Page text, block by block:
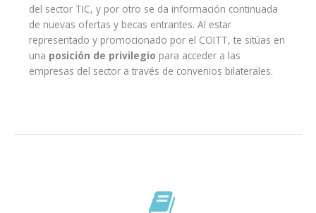
del sector TIC, y por otro se da información continuada
de nuevas ofertas y becas entrantes. Al estar
representado y promocionado por el COITT, te sitúas en
una posición de privilegio para acceder a las
empresas del sector a través de convenios bilaterales.